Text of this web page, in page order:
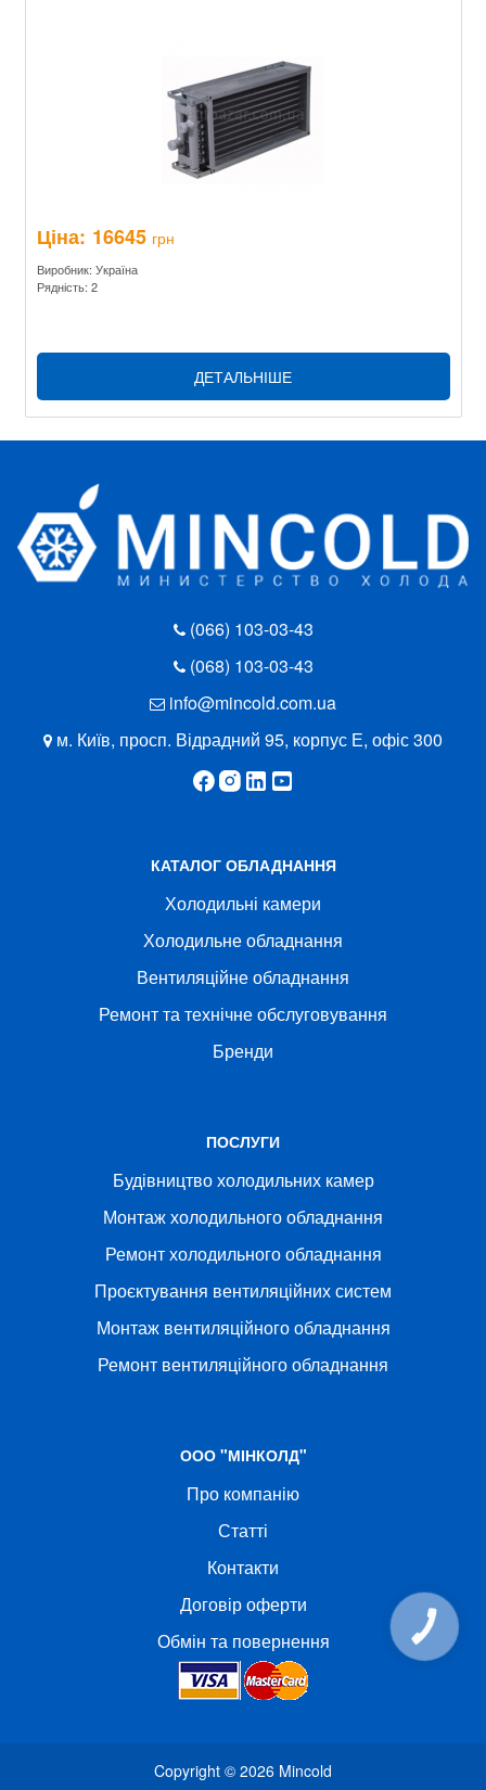
Ціна: 16645 грн
Виробник: Україна
Рядність: 2
ДЕТАЛЬНІШЕ
(066) 103-03-43
(068) 103-03-43
info@mincold.com.ua
м. Київ, просп. Відрадний 95, корпус Е, офіс 300
КАТАЛОГ ОБЛАДНАННЯ
Холодильні камери
Холодильне обладнання
Вентиляційне обладнання
Ремонт та технічне обслуговування
Бренди
ПОСЛУГИ
Будівництво холодильних камер
Монтаж холодильного обладнання
Ремонт холодильного обладнання
Проєктування вентиляційних систем
Монтаж вентиляційного обладнання
Ремонт вентиляційного обладнання
ООО "МІНКОЛД"
Про компанію
Статті
Контакти
Договір оферти
Обмін та повернення
Copyright © 2026 Mincold
КНОПКА
СВЯЗИ